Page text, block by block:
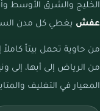
الخليج والشرق الأوسط
عفش يغطي كل مدن
من حاوية تحمل بيتاً كاملاً
من الرياض إلى أبها، إلى
المعيار في التغليف